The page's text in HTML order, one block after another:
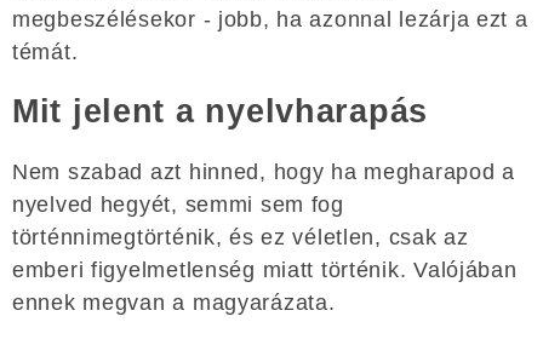
megbeszélésekor - jobb, ha azonnal lezárja ezt a
témát.
Mit jelent a nyelvharapás
Nem szabad azt hinned, hogy ha megharapod a
nyelved hegyét, semmi sem fog
történnimegtörténik, és ez véletlen, csak az
emberi figyelmetlenség miatt történik. Valójában
ennek megvan a magyarázata.